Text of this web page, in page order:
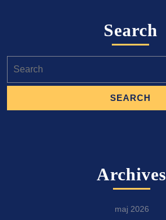
Search
for:
Archives
maj 2026